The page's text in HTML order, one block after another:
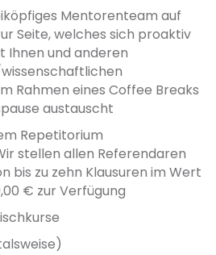
Mentorenteam auf
Seite, welches sich proaktiv
Ihnen und anderen
Rahmen eines Coffee Breaks
austauscht
Repetitorium
stellen allen Referendaren
bis zu zehn Klausuren im Wert
€ zur Verfügung